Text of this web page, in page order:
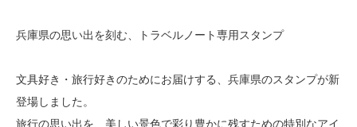
兵庫県の思い出を刻む、トラベルノート専用スタンプ
文具好き・旅行好きのためにお届けする、兵庫県のスタンプが新
登場しました。
旅行の思い出を、美しい景色で彩り豊かに残すための特別なアイ